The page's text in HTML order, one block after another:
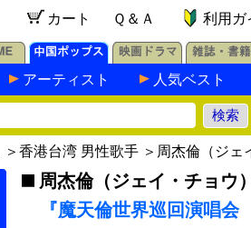
カート Ｑ＆Ａ 利用ガ
アーティスト 人気ベスト
＞ 香港台湾 男性歌手 ＞ 周杰倫（ジェ
周杰倫（ジェイ・チョウ
『魔天倫世界巡回演唱